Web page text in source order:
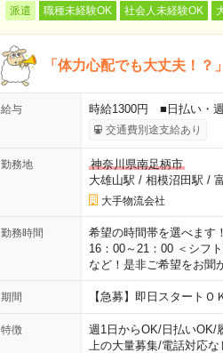
派遣 職種未経験OK 社会人未経験OK
「体力心配でも大丈夫！
給与 時給1300円 ■日払い・
交通費別途支給あり
勤務地
神奈川県南足柄市
大雄山駅 / 相模沼田駅 /
大手物流会社
勤務時間
希望の時間帯を選べます
16：00～21：00 ＜シフ
など！是非ご希望をお聞
期間 【急募】即日スタート
特徴 週1日からOK/日払いOK/
上の大量募集/電話対応な